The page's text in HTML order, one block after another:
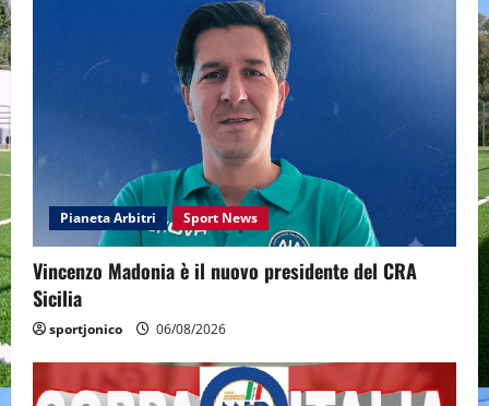
Pianeta Arbitri Sport News
Vincenzo Madonia è il nuovo presidente del CRA
Sicilia
sportjonico 06/08/2026